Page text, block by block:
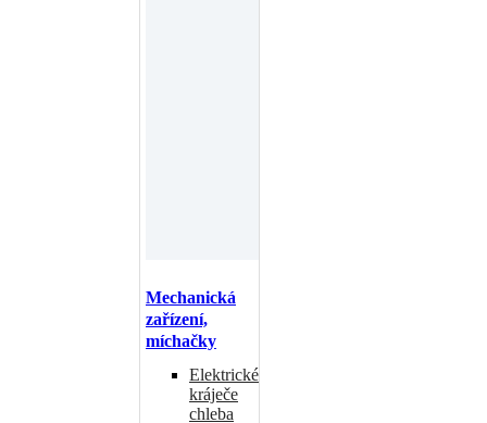
Mechanická
zařízení,
míchačky
Elektrické
kráječe
chleba